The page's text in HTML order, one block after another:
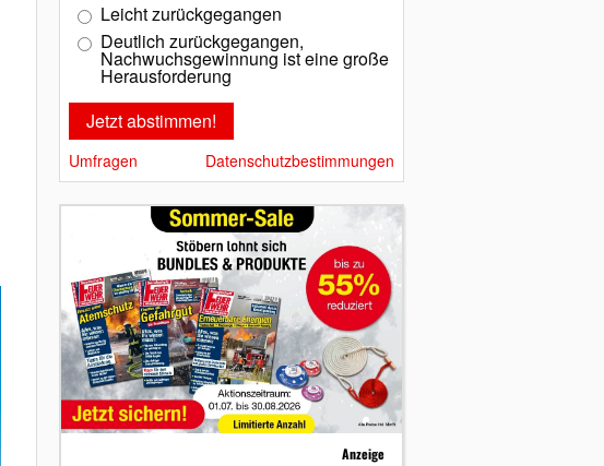
Leicht zurückgegangen
Deutlich zurückgegangen,
Nachwuchsgewinnung ist eine große
Herausforderung
Umfragen Datenschutzbestimmungen
Anzeige